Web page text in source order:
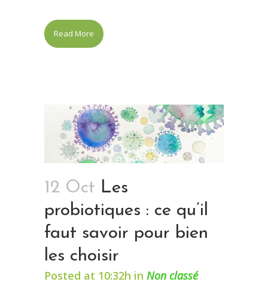
Read More
12 Oct Les
probiotiques : ce qu’il
faut savoir pour bien
les choisir
Posted at 10:32h in Non classé